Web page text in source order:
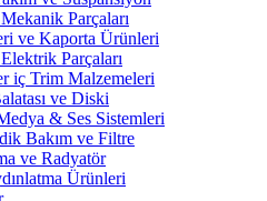
Parçaları
ve Kaporta Ürünleri
Parçaları
iç Trim Malzemeleri
ve Diski
& Ses Sistemleri
Bakım ve Filtre
ve Radyatör
Ürünleri